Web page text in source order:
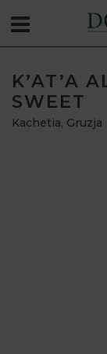
K’AT’A
SWEET
Kachetia, Gruzja